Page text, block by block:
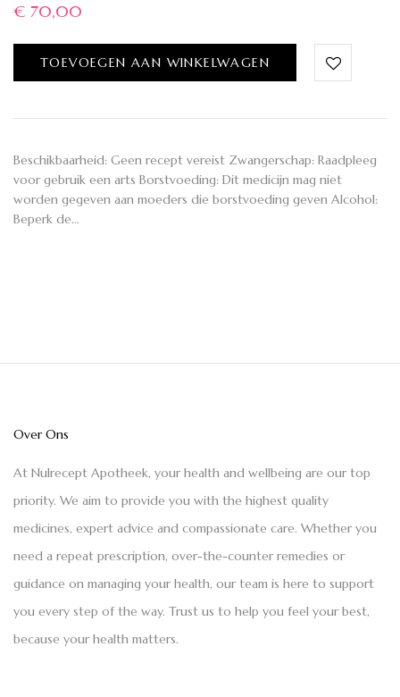
€ 70,00
TOEVOEGEN AAN WINKELWAGEN
Beschikbaarheid: Geen recept vereist Zwangerschap: Raadpleeg
voor gebruik een arts Borstvoeding: Dit medicijn mag niet
worden gegeven aan moeders die borstvoeding geven Alcohol:
Beperk de…
Over Ons
At Nulrecept Apotheek, your health and wellbeing are our top
priority. We aim to provide you with the highest quality
medicines, expert advice and compassionate care. Whether you
need a repeat prescription, over-the-counter remedies or
guidance on managing your health, our team is here to support
you every step of the way. Trust us to help you feel your best,
because your health matters.